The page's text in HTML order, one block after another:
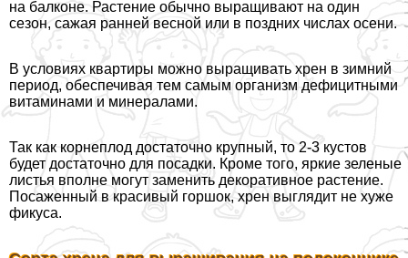
на балконе. Растение обычно выращивают на один
сезон, сажая ранней весной или в поздних числах осени.
В условиях квартиры можно выращивать хрен в зимний
период, обеспечивая тем самым организм дефицитными
витаминами и минералами.
Так как корнеплод достаточно крупный, то 2-3 кустов
будет достаточно для посадки. Кроме того, яркие зеленые
листья вполне могут заменить декоративное растение.
Посаженный в красивый горшок, хрен выглядит не хуже
фикуса.